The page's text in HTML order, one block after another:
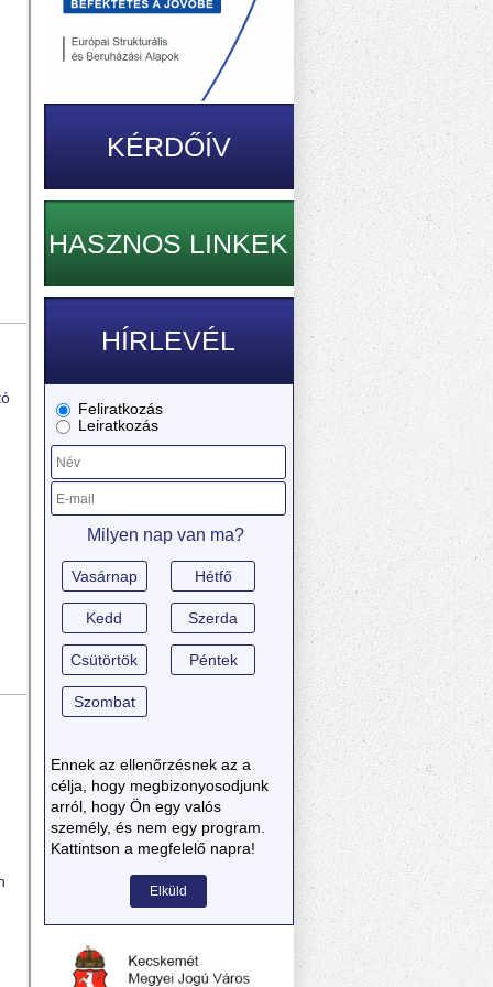
KÉRDŐÍV
HASZNOS LINKEK
HÍRLEVÉL
Feliratkozás
Leiratkozás
Milyen nap van ma?
Vasárnap Hétfő
Kedd Szerda
Csütörtök Péntek
Szombat
Ennek az ellenőrzésnek az a
célja, hogy megbizonyosodjunk
arról, hogy Ön egy valós
személy, és nem egy program.
Kattintson a megfelelő napra!